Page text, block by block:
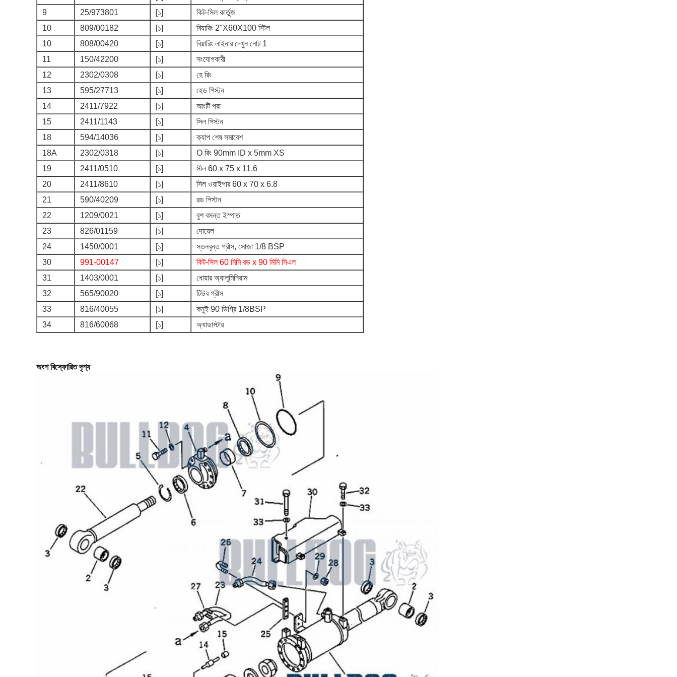
9
25/973801 [১]
কিট-সিল কার্তুজ
10
809/00182 [১]
বিয়ারিং 2"X60X100 স্টিল
10
808/00420 [১]
বিয়ারিং লাইনার দেখুন নোট 1
11
150/42200 [১]
সংযোগকারী
12
2302/0308 [১]
হে রিং
13
595/27713 [১]
হেড পিস্টন
14
2411/7922 [১]
আংটি পরা
15
2411/1143 [১]
সিল পিস্টন
18
594/14036 [১]
ক্যাপ শেষ সমাবেশ
18A
2302/0318 [১]
O রিং 90mm ID x 5mm XS
19
2411/0510 [১]
সীল 60 x 75 x 11.6
20
2411/8610 [১]
সিল ওয়াইপার 60 x 70 x 6.8
21
590/40209 [১]
রড পিস্টন
22
1209/0021 [১]
বুশ বসন্ত ইস্পাত
23
826/01159 [১]
দোয়েল
24
1450/0001 [১]
স্তনবৃন্ত গ্রীস, সোজা 1/8 BSP
30
991-00147 [১]
কিট-সিল 60 মিমি রড x 90 মিমি সিএল
31
1403/0001 [১]
ধোয়ার অ্যালুমিনিয়াম
32
565/90020 [১]
টিউব গ্রীস
33
816/40055 [১]
কনুই 90 ডিগ্রি 1/8BSP
34
816/60068 [১] অ্যাডাপ্টার
অংশ বিস্ফোরিত দৃশ্য